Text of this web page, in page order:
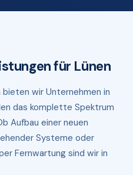
für Lünen
wir Unternehmen in
das komplette Spektrum
Aufbau einer neuen
Systeme oder
Fernwartung sind wir in